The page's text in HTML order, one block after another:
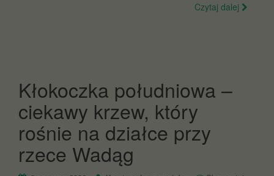
Czytaj dalej
Kłokoczka południowa –
ciekawy krzew, który
rośnie na działce przy
rzece Wadąg